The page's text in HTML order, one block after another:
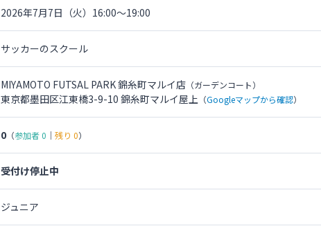
2026年7月7日（火）16:00～19:00
サッカーのスクール
MIYAMOTO FUTSAL PARK 錦糸町マルイ店 （ガーデンコート）
東京都墨田区江東橋3-9-10 錦糸町マルイ屋上 （Googleマップから確認）
0 （参加者0 ｜ 残り 0）
受付け停止中
ジュニア